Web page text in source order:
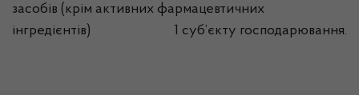
засобів (крім активних фармацевтичних
інгредієнтів) 1 суб’єкту господарювання.